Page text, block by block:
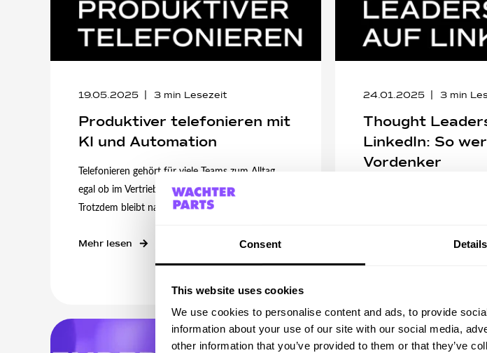
Consent Details
This website uses cookies
We use cookies to personalise content and ads, to provide
information about your use of our site with our social media,
other information that you’ve provided to them or that they’ve
19.05.2025 3 min Lesezeit
Produktiver telefonieren mit
KI und Automation
Telefonieren gehört für viele Teams zum Alltag,
egal ob im Vertrieb, Support oder Service.
Trotzdem bleibt nach dem Gespräch oft nur ...
Mehr lesen
24.01.2025 3 min
Thought
LinkedIn: So
Vordenker
Mehr lesen